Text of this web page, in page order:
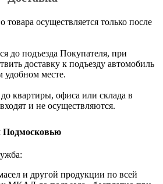
товара осуществляется только после
до подъезда Покупателя, при
доставку к подъезду автомобиль
удобном месте.
квартиры, офиса или склада в
и не осуществляются.
Подмосковью
и другой продукции по всей